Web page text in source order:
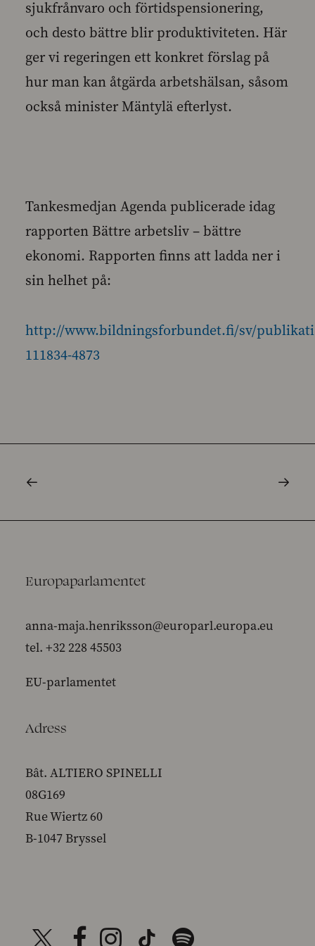
sjukfrånvaro och förtidspensionering,
och desto bättre blir produktiviteten. Här
ger vi regeringen ett konkret förslag på
hur man kan åtgärda arbetshälsan, såsom
också minister Mäntylä efterlyst.
Tankesmedjan Agenda publicerade idag
rapporten Bättre arbetsliv – bättre
ekonomi. Rapporten finns att ladda ner i
sin helhet på:
http://www.bildningsforbundet.fi/sv/
111834-4873
Europaparlamentet
anna-maja.henriksson@europarl.europa.eu
tel. +32 228 45503
EU-parlamentet
Adress
Bât. ALTIERO SPINELLI
08G169
Rue Wiertz 60
B-1047 Bryssel